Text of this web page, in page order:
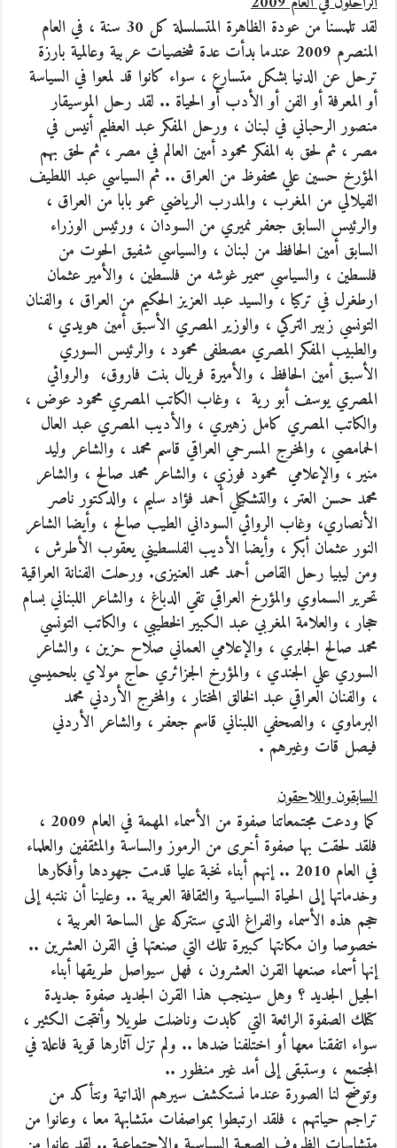
لقد تلمسنا من عودة الظاهرة المتسلسلة كل 30 سنة ، في العام
المنصرم 2009 عندما بدأت عدة شخصيات عربية وعالمية بارزة
ترحل عن الدنيا بشكل متسارع ، سواء كانوا قد لمعوا في السياسة
أو المعرفة أو الفن أو الأدب أو الحياة .. لقد رحل الموسيقار
منصور الرحباني في لبنان ، ورحل المفكر عبد العظيم أنيس في
مصر ، ثم لحق به المفكر محمود أمين العالم في مصر ، ثم لحق بهم
المؤرخ حسين علي محفوظ من العراق .. ثم السياسي عبد اللطيف
الفيلالي من المغرب ، والمدرب الرياضي عمو بابا من العراق ،
والرئيس السابق جعفر نميري من السودان ، ورئيس الوزراء
السابق أمين الحافظ من لبنان ، والسياسي شفيق الحوت من
فلسطين ، والسياسي سمير غوشه من فلسطين ، والأمير عثمان
ارطغرل في تركيا ، والسيد عبد العزيز الحكيم من العراق ، والفنان
التونسي زبير التركي ، والوزير المصري الأسبق أمين هويدي ،
والطبيب المفكر المصري مصطفى محمود ، والرئيس السوري
الأسبق أمين الحافظ ، والأميرة فريال بنت فاروق، والروائي
المصري يوسف أبو رية ، وغاب الكاتب المصري محمود عوض ،
والكاتب المصري كامل زهيري ، والأديب المصري عبد العال
الحمامصي ، والمخرج المسرحي العراقي قاسم محمد ، والشاعر وليد
منير ، والإعلامي محمود فوزي ، والشاعر محمد صالح ، والشاعر
محمد حسن العتر ، والتشكيلي أحمد فؤاد سليم ، والدكتور ناصر
الأنصاري، وغاب الروائي السوداني الطيب صالح ، وأيضا الشاعر
النور عثمان أبكر ، وأيضا الأديب الفلسطيني يعقوب الأطرش ،
ومن ليبيا رحل القاص أحمد محمد العنيزى. ورحلت الفنانة العراقية
تحرير السماوي والمؤرخ العراقي تقي الدباغ ، والشاعر اللبناني بسام
حجار ، والعلامة المغربي عبد الكبير الخطيبي ، والكاتب التونسي
محمد صالح الجابري ، والإعلامي العماني صلاح حزين ، والشاعر
السوري علي الجندي ، والمؤرخ الجزائري حاج مولاي بلحميسي
، والفنان العراقي عبد الخالق المختار ، والمخرج الأردني محمد
البرماوي ، والصحفي اللبناني قاسم جعفر ، والشاعر الأردني
فيصل قات وغيرهم .
السابقون واللاحقون
كما ودعت مجتمعاتنا صفوة من الأسماء المهمة في العام 2009 ،
فلقد لحقت بها صفوة أخرى من الرموز والساسة والمثقفين والعلماء
في العام 2010 .. إنهم أبناء نخبة عليا قدمت جهودها وأفكارها
وخدماتها إلى الحياة السياسية والثقافة العربية .. وعلينا أن ننتبه إلى
حجم هذه الأسماء والفراغ الذي ستتركه على الساحة العربية ،
خصوصا وان مكانتها كبيرة تلك التي صنعتها في القرن العشرين ..
إنها أسماء صنعها القرن العشرون ، فهل سيواصل طريقها أبناء
الجيل الجديد ؟ وهل سينجب هذا القرن الجديد صفوة جديدة
كتلك الصفوة الرائعة التي كابدت وناضلت طويلا وأنتجت الكثير ،
سواء اتفقنا معها أو اختلفنا ضدها .. ولم تزل آثارها قوية فاعلة في
المجتمع ، وستبقى إلى أمد غير منظور ..
وتوضح لنا الصورة عندما نستكشف سيرهم الذاتية ونتأكد من
تراجم حياتهم ، فلقد ارتبطوا بمواصفات متشابهة معا ، وعانوا من